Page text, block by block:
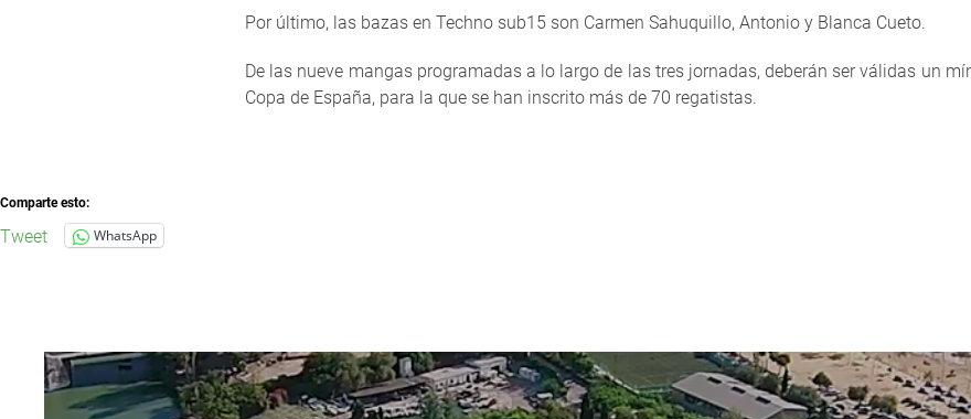
Por último, las bazas en Techno sub15 son Carmen Sahuquillo, Antonio y Blanca Cueto.
De las nueve mangas programadas a lo largo de las tres jornadas, deberán ser válidas un
Copa de España, para la que se han inscrito más de 70 regatistas.
Comparte esto:
Tweet WhatsApp